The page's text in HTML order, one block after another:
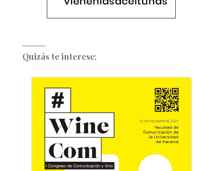
Quizás te interese: